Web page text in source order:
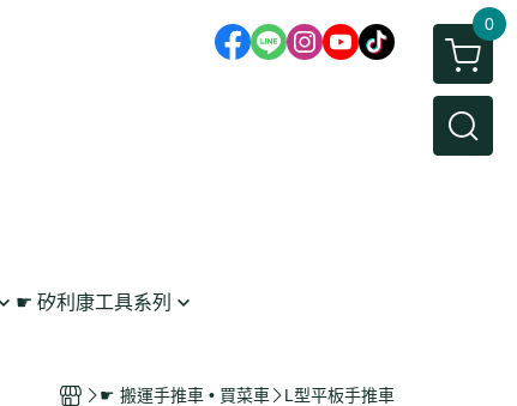
0
☛ 矽利康工具系列
☛ 搬運手推車 • 買菜車 L型平板手推車